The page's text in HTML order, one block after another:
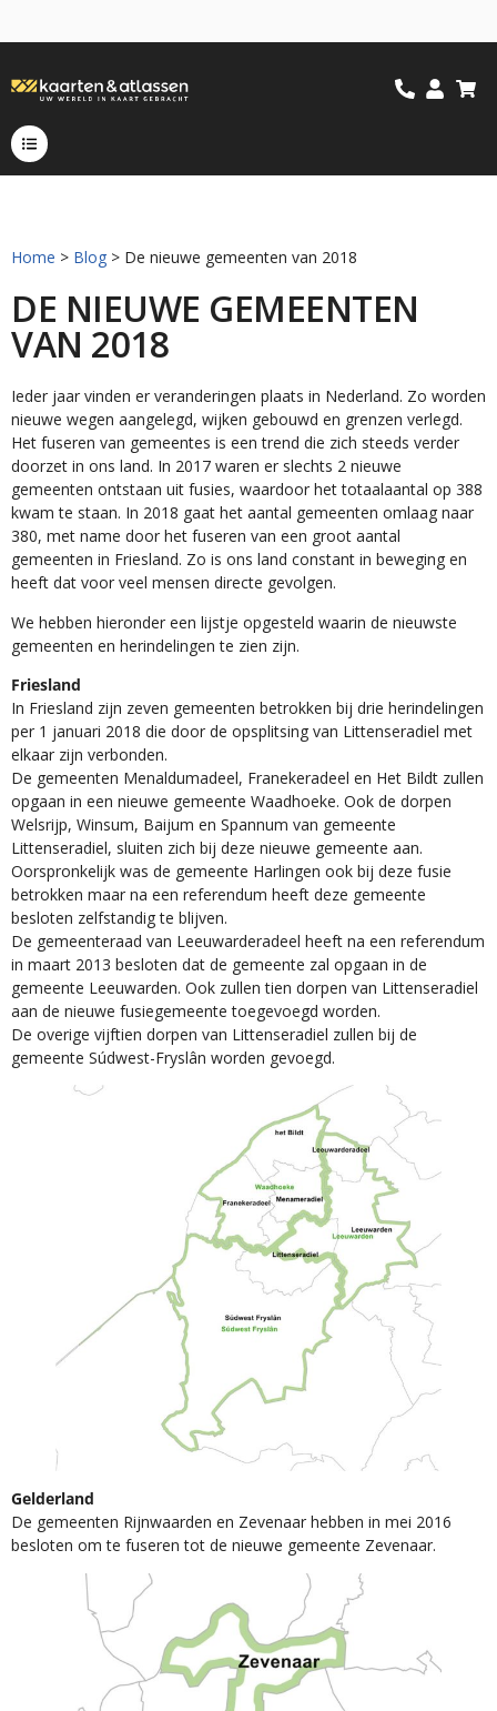
Home > Blog > De nieuwe gemeenten van 2018
DE NIEUWE GEMEENTEN
VAN 2018
Ieder jaar vinden er veranderingen plaats in Nederland. Zo worden
nieuwe wegen aangelegd, wijken gebouwd en grenzen verlegd.
Het fuseren van gemeentes is een trend die zich steeds verder
doorzet in ons land. In 2017 waren er slechts 2 nieuwe
gemeenten ontstaan uit fusies, waardoor het totaalaantal op 388
kwam te staan. In 2018 gaat het aantal gemeenten omlaag naar
380, met name door het fuseren van een groot aantal
gemeenten in Friesland. Zo is ons land constant in beweging en
heeft dat voor veel mensen directe gevolgen.
We hebben hieronder een lijstje opgesteld waarin de nieuwste
gemeenten en herindelingen te zien zijn.
Friesland
In Friesland zijn zeven gemeenten betrokken bij drie herindelingen
per 1 januari 2018 die door de opsplitsing van Littenseradiel met
elkaar zijn verbonden.
De gemeenten Menaldumadeel, Franekeradeel en Het Bildt zullen
opgaan in een nieuwe gemeente Waadhoeke. Ook de dorpen
Welsrijp, Winsum, Baijum en Spannum van gemeente
Littenseradiel, sluiten zich bij deze nieuwe gemeente aan.
Oorspronkelijk was de gemeente Harlingen ook bij deze fusie
betrokken maar na een referendum heeft deze gemeente
besloten zelfstandig te blijven.
De gemeenteraad van Leeuwarderadeel heeft na een referendum
in maart 2013 besloten dat de gemeente zal opgaan in de
gemeente Leeuwarden. Ook zullen tien dorpen van Littenseradiel
aan de nieuwe fusiegemeente toegevoegd worden.
De overige vijftien dorpen van Littenseradiel zullen bij de
gemeente Súdwest-Fryslân worden gevoegd.
Gelderland
De gemeenten Rijnwaarden en Zevenaar hebben in mei 2016
besloten om te fuseren tot de nieuwe gemeente Zevenaar.